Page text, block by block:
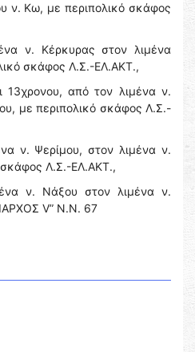
ν. Κω, με περιπολικό σκάφος
ν. Κέρκυρας στον λιμένα
σκάφος Λ.Σ.-ΕΛ.ΑΚΤ.,
13χρονου, από τον λιμένα ν.
με περιπολικό σκάφος Λ.Σ.-
ν. Ψερίμου, στον λιμένα ν.
σκάφος Λ.Σ.-ΕΛ.ΑΚΤ.,
ν. Νάξου στον λιμένα ν.
V” N.N. 67